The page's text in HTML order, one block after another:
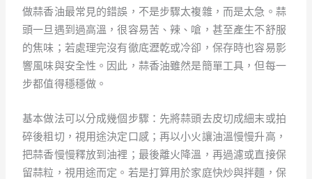
做蒜香油最常見的錯誤，不是步驟太複雜，而是太急。蒜
頭一旦遇到過高溫，很容易苦、辣、嗆，甚至產生不舒服
的焦味；若處理完沒有徹底瀝乾或冷卻，保存時也容易影
響風味與安全性。因此，蒜香油雖然是簡單工具，但每一
步都值得穩穩做。
基本做法可以分成幾個步驟：先將蒜頭去皮切成細末或拍
碎後粗切，視用途決定口感；再以小火讓油溫慢慢升高，
把蒜香慢慢釋放到油裡；最後離火降溫，再過濾或直接保
留蒜粒，視用途而定。若是打算用於家庭快炒與拌麵，保